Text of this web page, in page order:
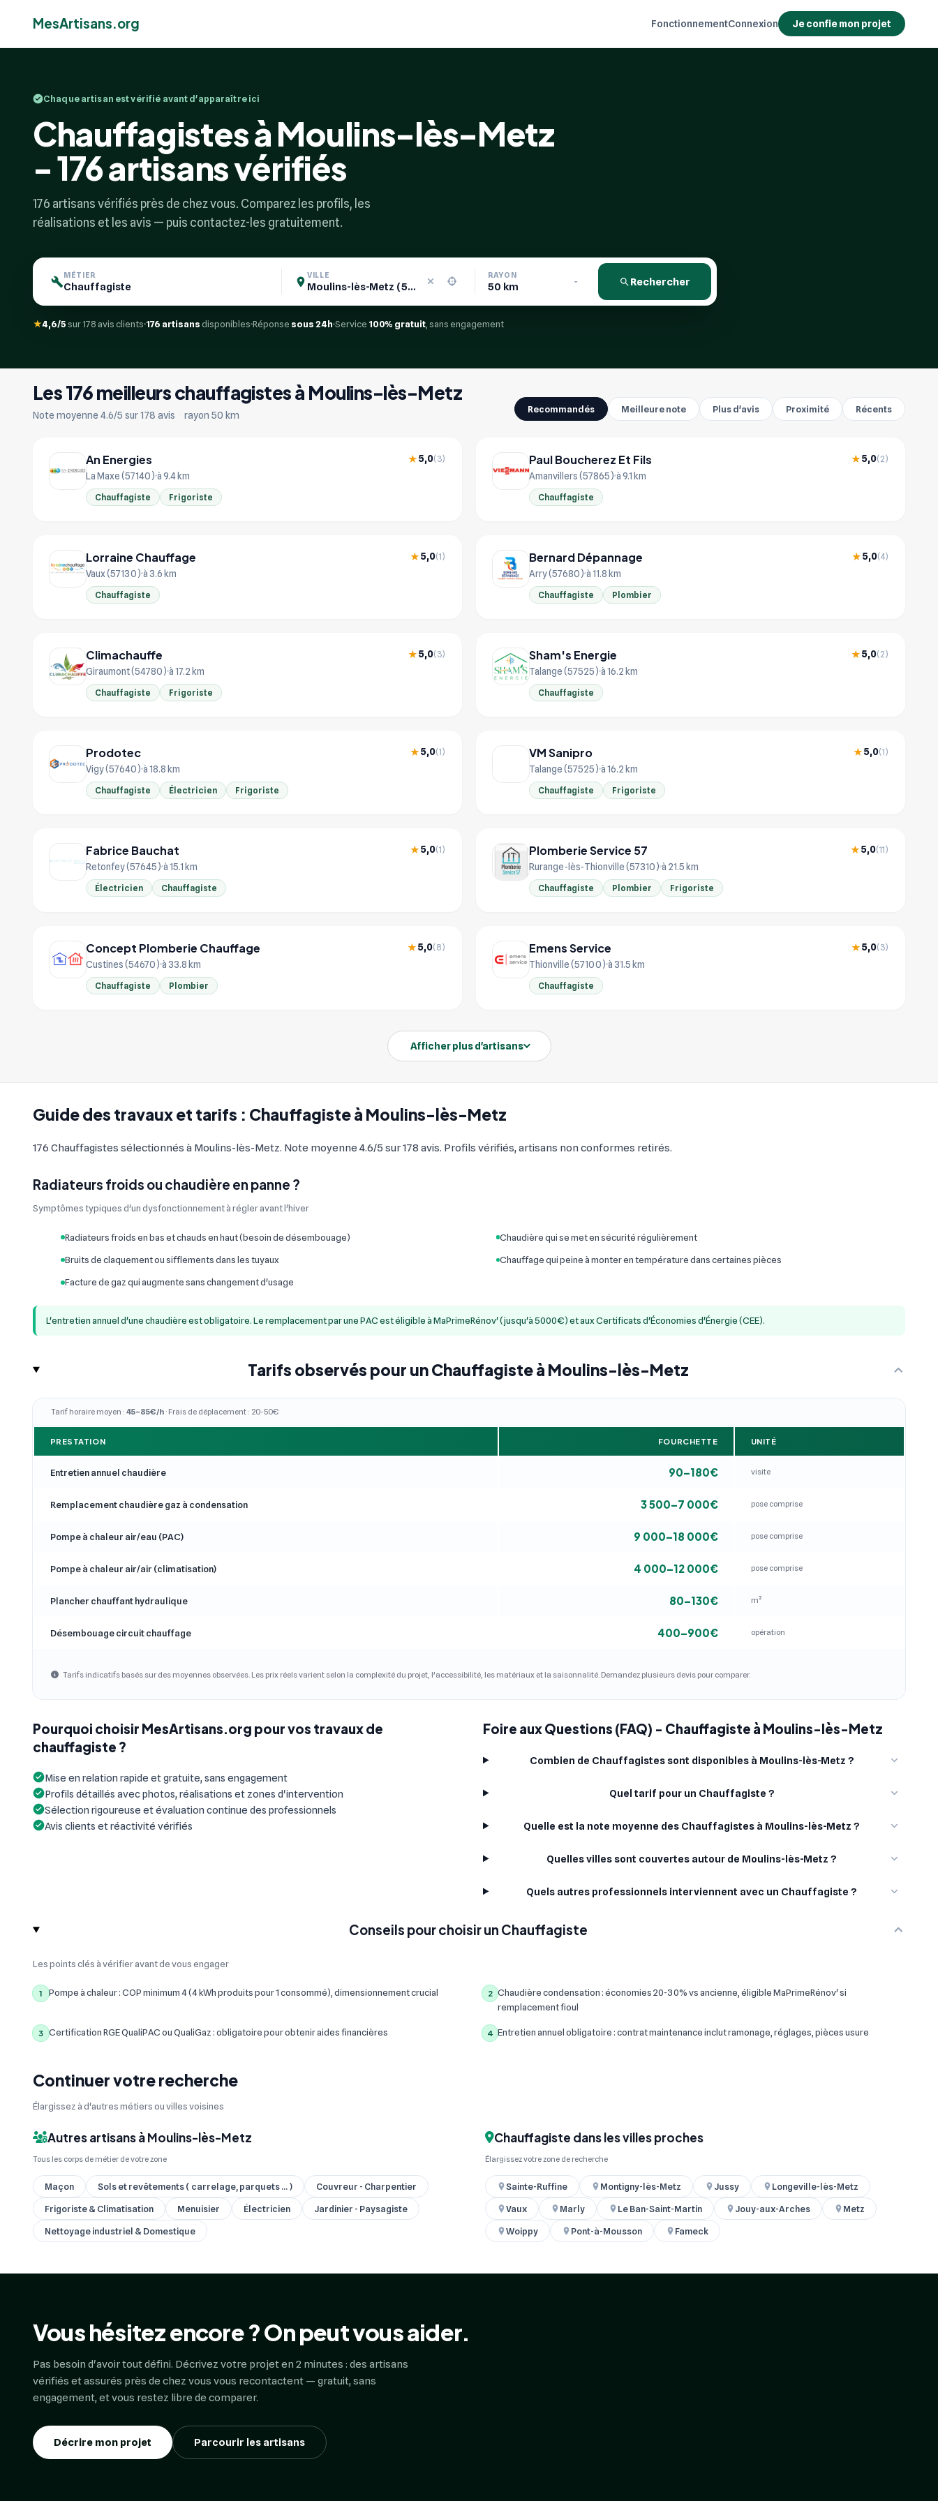
MesArtisans.org FonctionnementConnexion Je confie mon projet
Chaque artisan est vérifié avant d'apparaître ici
Chauffagistes à Moulins-lès-Metz
- 176 artisans vérifiés
176 artisans vérifiés près de chez vous. Comparez les profils, les
réalisations et les avis — puis contactez-les gratuitement.
MÉTIER VILLE RAYON
Rechercher
★4,6/5sur 178 avis clients 176 artisansdisponibles Réponse sous 24h Service 100% gratuit , sans engagement
Guide des travaux et tarifs : Chauffagiste à Moulins-lès-Metz
176 Chauffagistes sélectionnés à Moulins-lès-Metz. Note moyenne 4.6/5 sur 178 avis. Profils vérifiés, artisans non conformes retirés.
Radiateurs froids ou chaudière en panne ?
Symptômes typiques d'un dysfonctionnement à régler avant l'hiver
Radiateurs froids en bas et chauds en haut (besoin de désembouage) Chaudière qui se met en sécurité régulièrement
Bruits de claquement ou sifflements dans les tuyaux Chauffage qui peine à monter en température dans certaines pièces
Facture de gaz qui augmente sans changement d'usage
L'entretien annuel d'une chaudière est obligatoire. Le remplacement par une PAC est éligible à MaPrimeRénov' (jusqu'à 5000€) et aux Certificats d'Économies d'Énergie (CEE).
Tarifs observés pour un Chauffagiste à Moulins-lès-Metz
Tarif horaire moyen :45–85€/h · Frais de déplacement : 20-50€
PRESTATION FOURCHETTE UNITÉ
Entretien annuel chaudière 90–180€ visite
Remplacement chaudière gaz à condensation 3 500–7 000€ pose comprise
Pompe à chaleur air/eau (PAC) 9 000–18 000€ pose comprise
Pompe à chaleur air/air (climatisation) 4 000–12 000€ pose comprise
Plancher chauffant hydraulique 80–130€ m²
Désembouage circuit chauffage 400–900€ opération
Tarifs indicatifs basés sur des moyennes observées. Les prix réels varient selon la complexité du projet, l'accessibilité, les matériaux et la saisonnalité. Demandez plusieurs devis pour comparer.
Pourquoi choisir MesArtisans.org pour vos travaux de
chauffagiste ?
Mise en relation rapide et gratuite, sans engagement
Profils détaillés avec photos, réalisations et zones d'intervention
Sélection rigoureuse et évaluation continue des professionnels
Avis clients et réactivité vérifiés
Foire aux Questions (FAQ) - Chauffagiste à Moulins-lès-Metz
Combien de Chauffagistes sont disponibles à Moulins-lès-Metz ?
Quel tarif pour un Chauffagiste ?
Quelle est la note moyenne des Chauffagistes à Moulins-lès-Metz ?
Quelles villes sont couvertes autour de Moulins-lès-Metz ?
Quels autres professionnels interviennent avec un Chauffagiste ?
Conseils pour choisir un Chauffagiste
Les points clés à vérifier avant de vous engager
1 Pompe à chaleur : COP minimum 4 (4 kWh produits pour 1 consommé), dimensionnement crucial 2 Chaudière condensation : économies 20-30% vs ancienne, éligible MaPrimeRénov' si
remplacement fioul
3 Certification RGE QualiPAC ou QualiGaz : obligatoire pour obtenir aides financières 4 Entretien annuel obligatoire : contrat maintenance inclut ramonage, réglages, pièces usure
Continuer votre recherche
Élargissez à d'autres métiers ou villes voisines
Autres artisans à Moulins-lès-Metz
Tous les corps de métier de votre zone
Maçon Sols et revêtements ( carrelage, parquets ... )
Couvreur - Charpentier
Frigoriste & Climatisation
Menuisier Électricien
Jardinier - Paysagiste
Nettoyage industriel & Domestique
Chauffagiste dans les villes proches
Élargissez votre zone de recherche
Sainte-Ruffine Montigny-lès-Metz Jussy
Longeville-lès-Metz
Vaux
Marly Le Ban-Saint-Martin Jouy-aux-Arches
Metz
Woippy
Pont-à-Mousson Fameck
Les 176 meilleurs chauffagistes à Moulins-lès-Metz
Note moyenne 4.6/5 sur 178 avis · rayon 50 km
Recommandés Meilleure note Plus d'avis Proximité Récents
An Energies ★5,0(3)
La Maxe (57140) à 9.4 km
Chauffagiste Frigoriste
Paul Boucherez Et Fils ★5,0(2)
Amanvillers (57865) à 9.1 km
Chauffagiste
Lorraine Chauffage ★5,0(1)
Vaux (57130) à 3.6 km
Chauffagiste
Bernard Dépannage ★5,0(4)
Arry (57680) à 11.8 km
Chauffagiste Plombier
Climachauffe ★5,0(3)
Giraumont (54780) à 17.2 km
Chauffagiste Frigoriste
Sham's Energie ★5,0(2)
Talange (57525) à 16.2 km
Chauffagiste
Prodotec ★5,0(1)
Vigy (57640) à 18.8 km
Chauffagiste Électricien Frigoriste
VM Sanipro ★5,0(1)
Talange (57525) à 16.2 km
Chauffagiste Frigoriste
Fabrice Bauchat ★5,0(1)
Retonfey (57645) à 15.1 km
Électricien Chauffagiste
Plomberie Service 57 ★5,0(11)
Rurange-lès-Thionville (57310) à 21.5 km
Chauffagiste Plombier Frigoriste
Concept Plomberie Chauffage ★5,0(8)
Custines (54670) à 33.8 km
Chauffagiste Plombier
Emens Service ★5,0(3)
Thionville (57100) à 31.5 km
Chauffagiste
Afficher plus d'artisans
Vous hésitez encore ? On peut vous aider.
Pas besoin d'avoir tout défini. Décrivez votre projet en 2 minutes : des artisans
vérifiés et assurés près de chez vous vous recontactent — gratuit, sans
engagement, et vous restez libre de comparer.
Décrire mon projet Parcourir les artisans